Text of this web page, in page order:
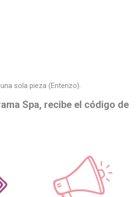
sola pieza (Enterizo).
Spa, recibe el código de